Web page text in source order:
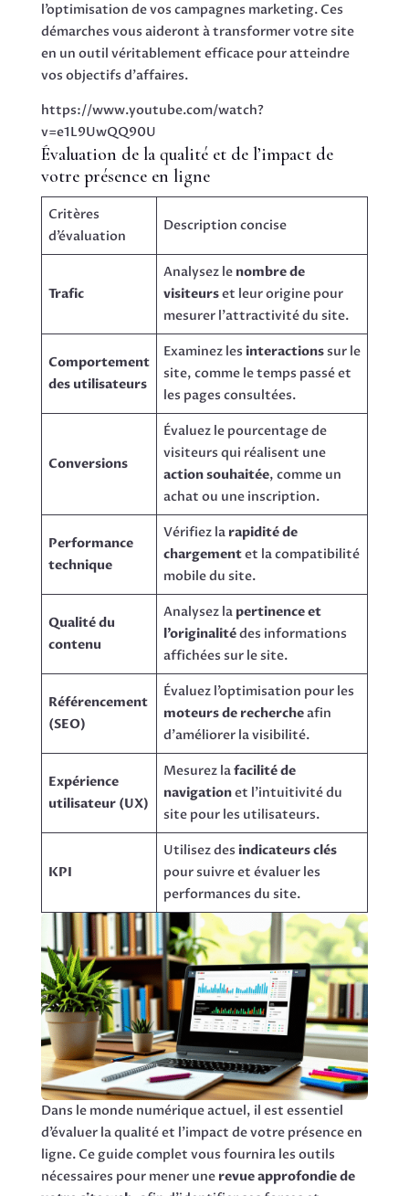
l’optimisation de vos campagnes marketing. Ces
démarches vous aideront à transformer votre site
en un outil véritablement efficace pour atteindre
vos objectifs d’affaires.
https://www.youtube.com/watch?
v=e1L9UwQQ90U
Évaluation de la qualité et de l’impact de
votre présence en ligne
Critères
d’évaluation
Description concise
Trafic
Analysez le nombre de
visiteurset leur origine pour
mesurer l’attractivité du site.
Comportement
des utilisateurs
Examinez les interactionssur le
site, comme le temps passé et
les pages consultées.
Conversions
Évaluez le pourcentage de
visiteurs qui réalisent une
action souhaitée, comme un
achat ou une inscription.
Performance
technique
Vérifiez la rapidité de
chargementet la compatibilité
mobile du site.
Qualité du
contenu
Analysez la pertinence et
l’originalitédes informations
affichées sur le site.
Référencement
(SEO)
Évaluez l’optimisation pour les
moteurs de rechercheafin
d’améliorer la visibilité.
Expérience
utilisateur (UX)
Mesurez lafacilité de
navigationet l’intuitivité du
site pour les utilisateurs.
KPI
Utilisez des indicateurs clés
pour suivre et évaluer les
performances du site.
Dans le monde numérique actuel, il est essentiel
d’évaluer la qualité et l’impact de votre présence en
ligne. Ce guide complet vous fournira les outils
nécessaires pour mener une revue approfondie de